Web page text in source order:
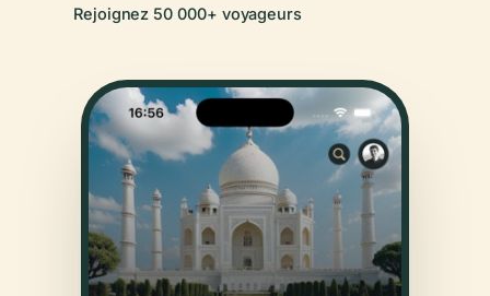
Rejoignez 50 000+ voyageurs